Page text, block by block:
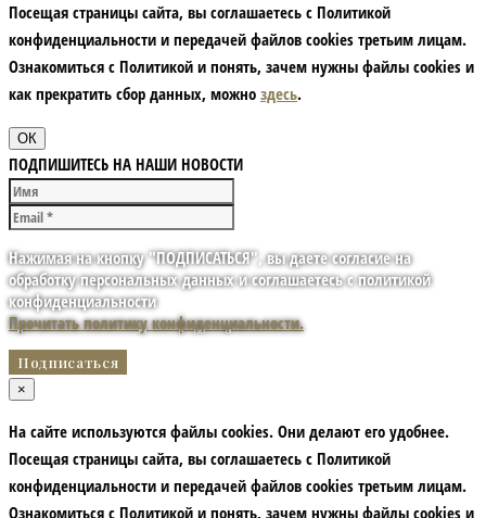
Посещая страницы сайта, вы соглашаетесь с Политикой
конфиденциальности и передачей файлов cookies третьим лицам.
Ознакомиться с Политикой и понять, зачем нужны файлы сookies и
как прекратить сбор данных, можно здесь.
ОК
ПОДПИШИТЕСЬ НА НАШИ НОВОСТИ
Нажимая на кнопку "ПОДПИСАТЬСЯ", вы даете согласие на
обработку персональных данных и соглашаетесь с политикой
конфиденциальности
Прочитать политику конфиденциальности.
×
На сайте используются файлы cookies. Они делают его удобнее.
Посещая страницы сайта, вы соглашаетесь с Политикой
конфиденциальности и передачей файлов cookies третьим лицам.
Ознакомиться с Политикой и понять, зачем нужны файлы сookies и